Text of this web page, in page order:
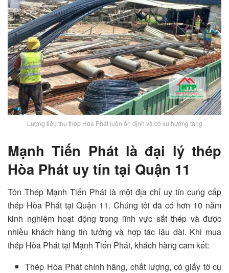
Lượng tiêu thụ thép Hòa Phát luôn ổn định và có xu hướng tăng
Mạnh Tiến Phát là đại lý thép
Hòa Phát uy tín tại Quận 11
Tôn Thép Mạnh Tiến Phát là một địa chỉ uy tín cung cấp
thép Hòa Phát tại Quận 11. Chúng tôi đã có hơn 10 năm
kinh nghiệm hoạt động trong lĩnh vực sắt thép và được
nhiều khách hàng tin tưởng và hợp tác lâu dài. Khi mua
thép Hòa Phát tại Mạnh Tiến Phát, khách hàng cam kết:
Thép Hòa Phát chính hãng, chất lượng, có giấy tờ cụ